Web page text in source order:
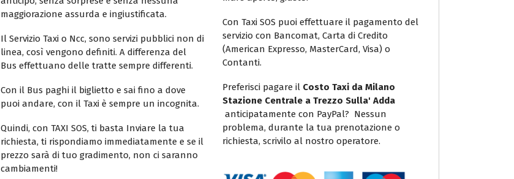
maggiorazione assurda e ingiustificata.
Il Servizio Taxi o Ncc, sono servizi pubblici non di
linea, così vengono definiti. A differenza del
Bus effettuano delle tratte sempre differenti.
Con il Bus paghi il biglietto e sai fino a dove
puoi andare, con il Taxi è sempre un incognita.
Quindi, con TAXI SOS, ti basta Inviare la tua
richiesta, ti rispondiamo immediatamente e se il
prezzo sarà di tuo gradimento, non ci saranno
cambiamenti!
Con Taxi SOS puoi effettuare il pagamento del
servizio con Bancomat, Carta di Credito
(American Expresso, MasterCard, Visa) o
Contanti.
Preferisci pagare il Costo Taxi da Milano
Stazione Centrale a Trezzo Sulla' Adda
anticipatamente con PayPal? Nessun
problema, durante la tua prenotazione o
richiesta, scrivilo al nostro operatore.